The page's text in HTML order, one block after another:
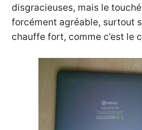
disgracieuses, mais le touché
forcément agréable, surtout
chauffe fort, comme c’est le